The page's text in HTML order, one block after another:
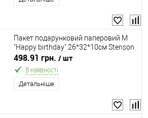
Пакет подарунковий паперовий M
"Happy birthday" 26*32*10см Stenson
R34654-M
498.91 грн. / шт
В наявності
Детальніше